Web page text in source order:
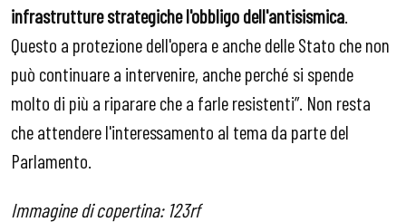
infrastrutture strategiche l'obbligo dell'antisismica.
Questo a protezione dell'opera e anche delle Stato che non
può continuare a intervenire, anche perché si spende
molto di più a riparare che a farle resistenti”. Non resta
che attendere l'interessamento al tema da parte del
Parlamento.
Immagine di copertina: 123rf